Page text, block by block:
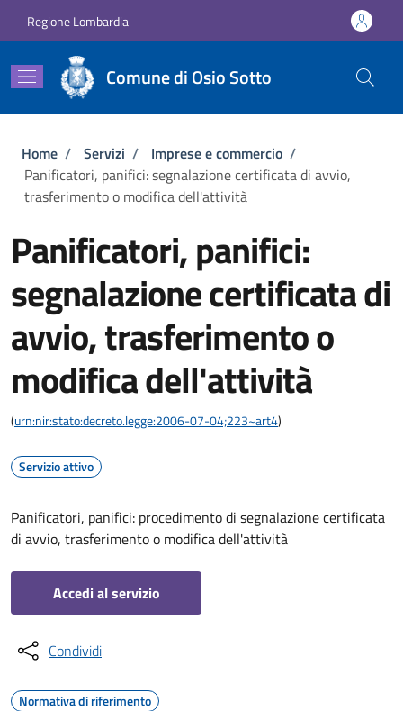
Regione Lombardia
Comune di Osio Sotto
Briciole di pane
Home / Servizi / Imprese e commercio /
Panificatori, panifici: segnalazione certificata di avvio,
trasferimento o modifica dell'attività
Panificatori, panifici:
segnalazione certificata di
avvio, trasferimento o
modifica dell'attività
(urn:nir:stato:decreto.legge:2006-07-04;223~art4)
Servizio attivo
Panificatori, panifici: procedimento di segnalazione certificata
di avvio, trasferimento o modifica dell'attività
Accedi al servizio
Condividi
Normativa di riferimento